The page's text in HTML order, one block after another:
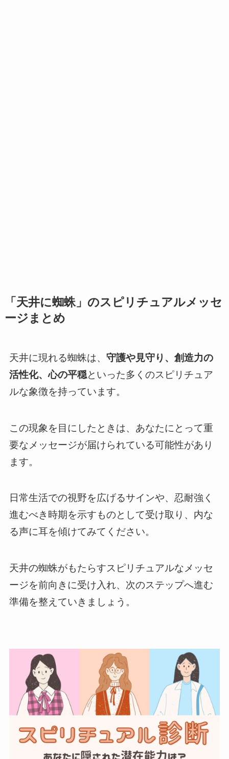
「天井に蜘蛛」のスピリチュアルメッセ
ージまとめ
天井に現れる蜘蛛は、 守護や見守り、創造力の
活性化、心の平穏といった多くのスピリチュア
ルな象徴を持っています。
この現象を目にしたときは、あなたにとって重
要なメッセージが届けられている可能性があり
ます。
日常生活での視野を広げるサインや、忍耐強く
進むべき時期を示すものとして受け取り、内な
る声に耳を傾けてみてください。
天井の蜘蛛がもたらすスピリチュアルなメッセ
ージを前向きに受け入れ、次のステップへ進む
準備を整えていきましょう。